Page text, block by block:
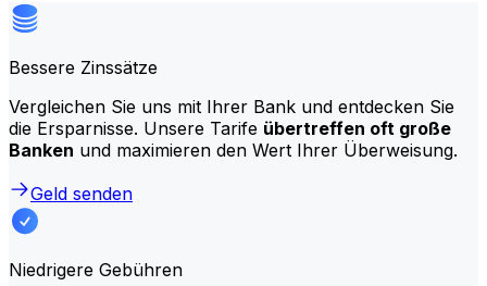
Bessere Zinssätze
Vergleichen Sie uns mit Ihrer Bank und entdecken Sie
die Ersparnisse. Unsere Tarife übertreffen oft große
Banken und maximieren den Wert Ihrer Überweisung.
Geld senden
Niedrigere Gebühren